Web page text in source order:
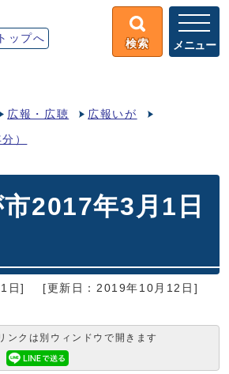
トップへ 検索 メニュー
広報・広聴 広報いが
）
2017年3月1日
日]
[更新日：2019年10月12日]
ンクは別ウィンドウで開きます